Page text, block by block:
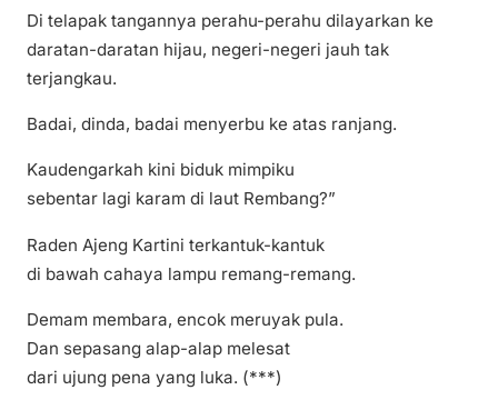
Di telapak tangannya perahu-perahu dilayarkan ke
daratan-daratan hijau, negeri-negeri jauh tak
terjangkau.
Badai, dinda, badai menyerbu ke atas ranjang.
Kaudengarkah kini biduk mimpiku
sebentar lagi karam di laut Rembang?”
Raden Ajeng Kartini terkantuk-kantuk
di bawah cahaya lampu remang-remang.
Demam membara, encok meruyak pula.
Dan sepasang alap-alap melesat
dari ujung pena yang luka. (***)